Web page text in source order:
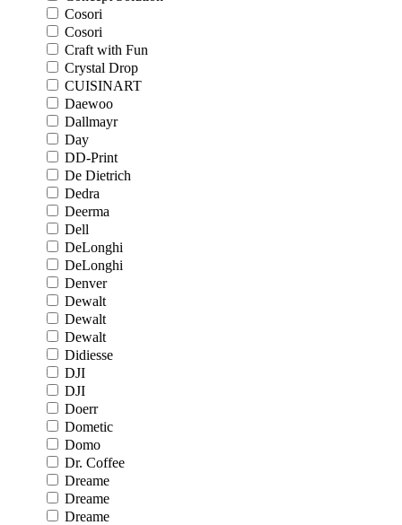
Cosori
Cosori
Craft with Fun
Crystal Drop
CUISINART
Daewoo
Dallmayr
Day
DD-Print
De Dietrich
Dedra
Deerma
Dell
DeLonghi
DeLonghi
Denver
Dewalt
Dewalt
Dewalt
Didiesse
DJI
DJI
Doerr
Dometic
Domo
Dr. Coffee
Dreame
Dreame
Dreame